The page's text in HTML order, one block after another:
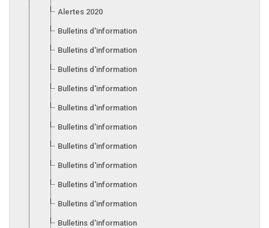
Alertes 2020
Bulletins d'information 2020
Bulletins d'information 2019
Bulletins d'information 2018
Bulletins d'information 2017
Bulletins d'information 2016
Bulletins d'information 2015
Bulletins d'information 2014
Bulletins d'information 2013
Bulletins d'information 2012
Bulletins d’information 2011
Bulletins d'information 2010